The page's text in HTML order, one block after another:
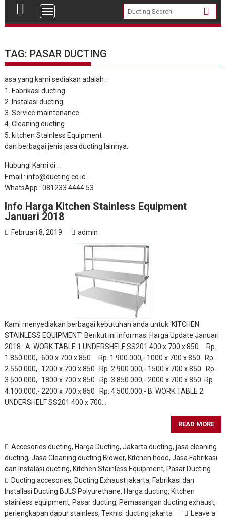
TAG: PASAR DUCTING
asa yang kami sediakan adalah :
1. Fabrikasi ducting
2. Instalasi ducting
3. Service maintenance
4. Cleaning ducting
5. kitchen Stainless Equipment
dan berbagai jenis jasa ducting lainnya.
Hubungi Kami di :
Email : info@ducting.co.id
WhatsApp : 081233 4444 53
Info Harga Kitchen Stainless Equipment
Januari 2018
Februari 8, 2019 admin
Kami menyediakan berbagai kebutuhan anda untuk ‘KITCHEN
STAINLESS EQUIPMENT’ Berikut ini Informasi Harga Update Januari
2018 : A. WORK TABLE 1 UNDERSHELF SS201 400 x 700 x 850 Rp.
1.850.000,- 600 x 700 x 850 Rp. 1.900.000,- 1000 x 700 x 850 Rp.
2.550.000,- 1200 x 700 x 850 Rp. 2.900.000,- 1500 x 700 x 850 Rp.
3.500.000,- 1800 x 700 x 850 Rp. 3.850.000,- 2000 x 700 x 850 Rp.
4.100.000,- 2200 x 700 x 850 Rp. 4.500.000,- B. WORK TABLE 2
UNDERSHELF SS201 400 x 700…
READ MORE
Accesories ducting,Harga Ducting,Jakarta ducting,jasa cleaning
ducting,Jasa Cleaning ducting Blower, Kitchen hood,Jasa Fabrikasi
dan Instalasi ducting,Kitchen Stainless Equipment,Pasar Ducting
Ducting accesories,Ducting Exhaust jakarta,Fabrikasi dan
Installasi Ducting BJLS Polyurethane,Harga ducting,Kitchen
stainless equipment,Pasar ducting,Pemasangan ducting exhaust,
perlengkapan dapur stainless,Teknisi ducting jakarta
Leave a